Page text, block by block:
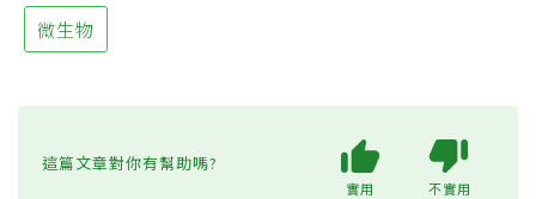
微生物
這篇文章對你有幫助嗎?
實用 不實用